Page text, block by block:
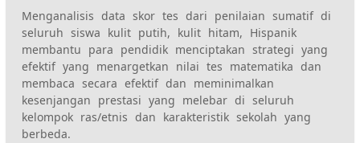
Menganalisis data skor tes dari penilaian sumatif di
seluruh siswa kulit putih, kulit hitam, Hispanik
membantu para pendidik menciptakan strategi yang
efektif yang menargetkan nilai tes matematika dan
membaca secara efektif dan meminimalkan
kesenjangan prestasi yang melebar di seluruh
kelompok ras/etnis dan karakteristik sekolah yang
berbeda.